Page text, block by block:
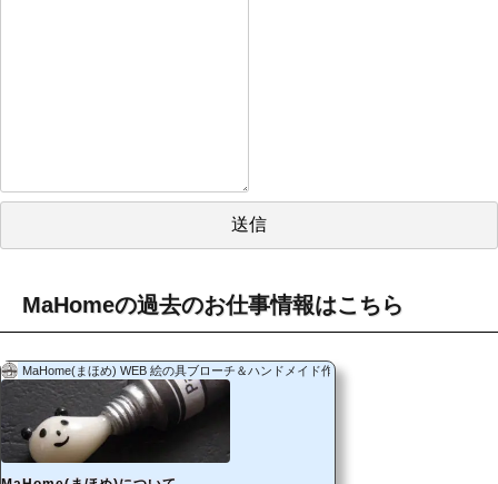
MaHomeの過去のお仕事情報はこちら
MaHome(まほめ) WEB 絵の具ブローチ＆ハンドメイド作品